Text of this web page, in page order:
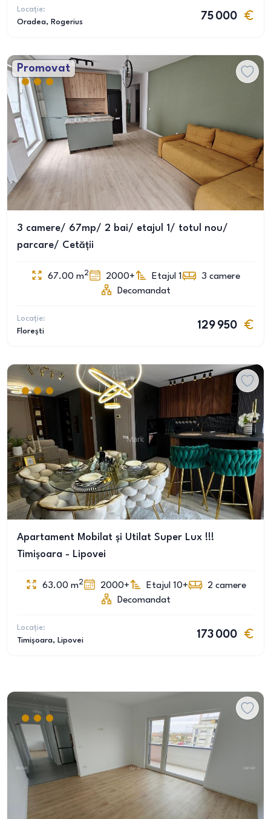
Locație:
Oradea, Rogerius
75 000
Promovat
3 camere/ 67mp/ 2 bai/ etajul 1/ totul nou/
parcare/ Cetății
67.00 m2 2000+ Etajul 1 3 camere
Decomandat
Locație:
Florești
129 950
Apartament Mobilat și Utilat Super Lux !!!
Timișoara - Lipovei
63.00 m2 2000+ Etajul 10+ 2 camere
Decomandat
Locație:
Timișoara, Lipovei
173 000